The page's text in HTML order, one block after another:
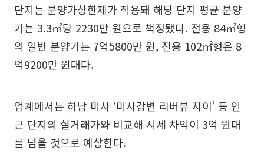
단지는 분양가상한제가 적용돼 해당 단지 평균 분양
가는 3.3㎡당 2230만 원으로 책정됐다. 전용 84㎡형
의 일반 분양가는 7억5800만 원, 전용 102㎡형은 8
억9200만 원대다.
업계에서는 하남 미사 ‘미사강변 리버뷰 자이’ 등 인
근 단지의 실거래가와 비교해 시세 차익이 3억 원대
를 넘을 것으로 예상한다.